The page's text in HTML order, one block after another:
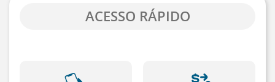
ACESSO RÁPIDO